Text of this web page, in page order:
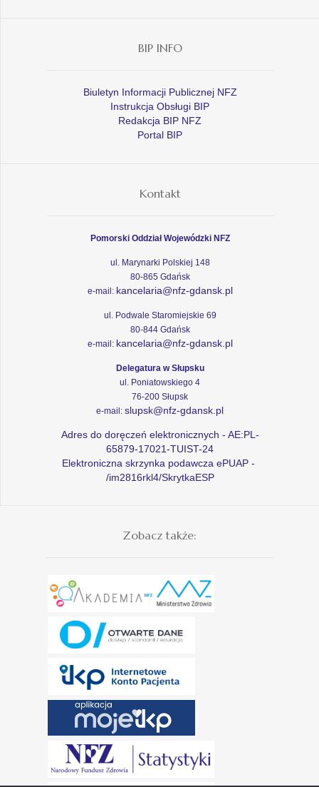
BIP INFO
Biuletyn Informacji Publicznej NFZ
Instrukcja Obsługi BIP
Redakcja BIP NFZ
Portal BIP
Kontakt
Pomorski Oddział Wojewódzki NFZ
ul. Marynarki Polskiej 148
80-865 Gdańsk
e-mail: kancelaria@nfz-gdansk.pl
ul. Podwale Staromiejskie 69
80-844 Gdańsk
e-mail: kancelaria@nfz-gdansk.pl
Delegatura w Słupsku
ul. Poniatowskiego 4
76-200 Słupsk
e-mail: slupsk@nfz-gdansk.pl
Adres do doręczeń elektronicznych - AE:PL-
65879-17021-TUIST-24
Elektroniczna skrzynka podawcza ePUAP -
/im2816rkl4/SkrytkaESP
Zobacz także: